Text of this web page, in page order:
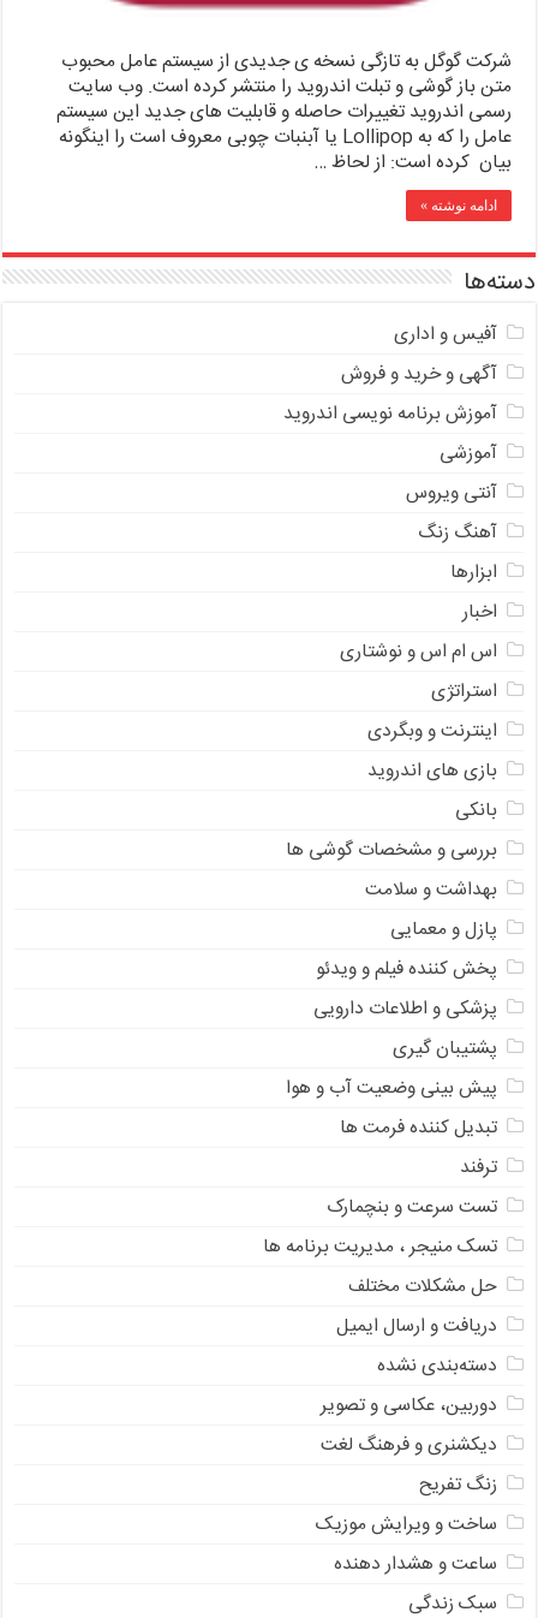
شرکت گوگل به تازگی نسخه ی جدیدی از سیستم عامل محبوب
متن باز گوشی و تبلت اندروید را منتشر کرده است. وب سایت
رسمی اندروید تغییرات حاصله و قابلیت های جدید این سیستم
عامل را که به Lollipop یا آبنبات چوبی معروف است را اینگونه
بیان کرده است: از لحاظ …
ادامه نوشته »
دسته‌ها
آفیس و اداری
آگهی و خرید و فروش
آموزش برنامه نویسی اندروید
آموزشی
آنتی ویروس
آهنگ زنگ
ابزارها
اخبار
اس ام اس و نوشتاری
استراتژی
اینترنت و وبگردی
بازی های اندروید
بانکی
بررسی و مشخصات گوشی ها
بهداشت و سلامت
پازل و معمایی
پخش کننده فیلم و ویدئو
پزشکی و اطلاعات دارویی
پشتیبان گیری
پیش بینی وضعیت آب و هوا
تبدیل کننده فرمت ها
ترفند
تست سرعت و بنچمارک
تسک منیجر ، مدیریت برنامه ها
حل مشکلات مختلف
دریافت و ارسال ایمیل
دسته‌بندی نشده
دوربین، عکاسی و تصویر
دیکشنری و فرهنگ لغت
زنگ تفریح
ساخت و ویرایش موزیک
ساعت و هشدار دهنده
سبک زندگی